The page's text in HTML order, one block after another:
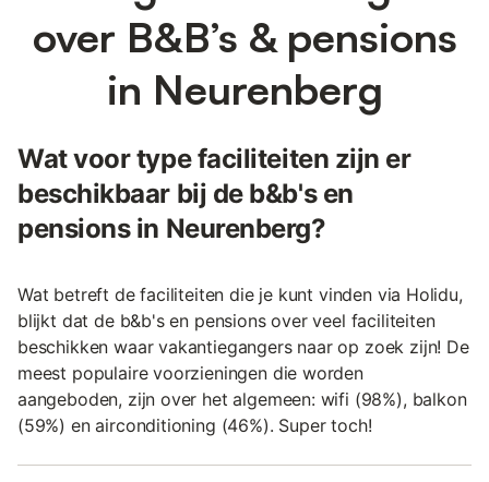
over B&B’s & pensions
in Neurenberg
Wat voor type faciliteiten zijn er
beschikbaar bij de b&b's en
pensions in Neurenberg?
Wat betreft de faciliteiten die je kunt vinden via Holidu,
blijkt dat de b&b's en pensions over veel faciliteiten
beschikken waar vakantiegangers naar op zoek zijn! De
meest populaire voorzieningen die worden
aangeboden, zijn over het algemeen: wifi (98%), balkon
(59%) en airconditioning (46%). Super toch!